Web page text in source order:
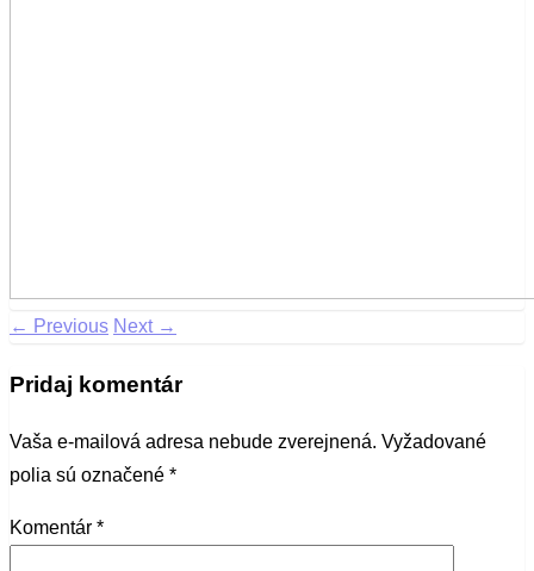
← Previous Next →
Pridaj komentár
Vaša e-mailová adresa nebude zverejnená. Vyžadované
polia sú označené *
Komentár *